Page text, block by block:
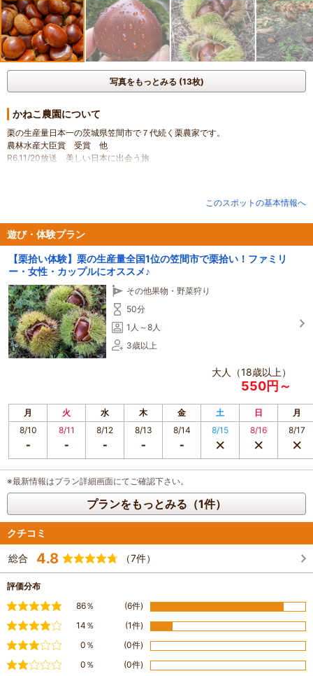
写真をもっとみる (13枚)
かねこ農園について
栗の生産量日本一の茨城県笠間市で７代続く栗農家です。
農林水産大臣賞 受賞 他
R6.11/20放送 美しい日本に出会う旅
道具（トング・バケツ）は揃えてありますのでてぶらでOK
サンダルはご遠慮ください。
住所と圃場は場所が違いますのでお間違えの無いようお願いします。
随時、栗園の様子等情報発信していますのでぜひフォローお願いします！！
https://www.instagram.com/kanekonouen_kuri
またホームページ・ECサイトでも購入できます
かねこ農園ホームページ
https://kaneko-kuri.jp
食べチョク
https://www.tabechoku.com/producers/22584
このスポットの基本情報へ
遊び・体験プラン
【栗拾い体験】栗の生産量全国1位の笠間市で栗拾い！ファミリ
ー・女性・カップルにオススメ♪
その他果物・野菜狩り
50分
1人～8人
3歳以上
大人（18歳以上）
550円～
月 火 水 木 金 土 日
月
8/10
8/11 8/12 8/13 8/14 8/15 8/16 8/17
※最新情報はプラン詳細画面にてご確認下さい。
プランをもっとみる（1件）
クチコミ
総合 4.8 （7件）
評価分布
満足86％ (6件)
やや満足
14％ (1件)
普通0％ (0件)
やや不満
0％ (0件)